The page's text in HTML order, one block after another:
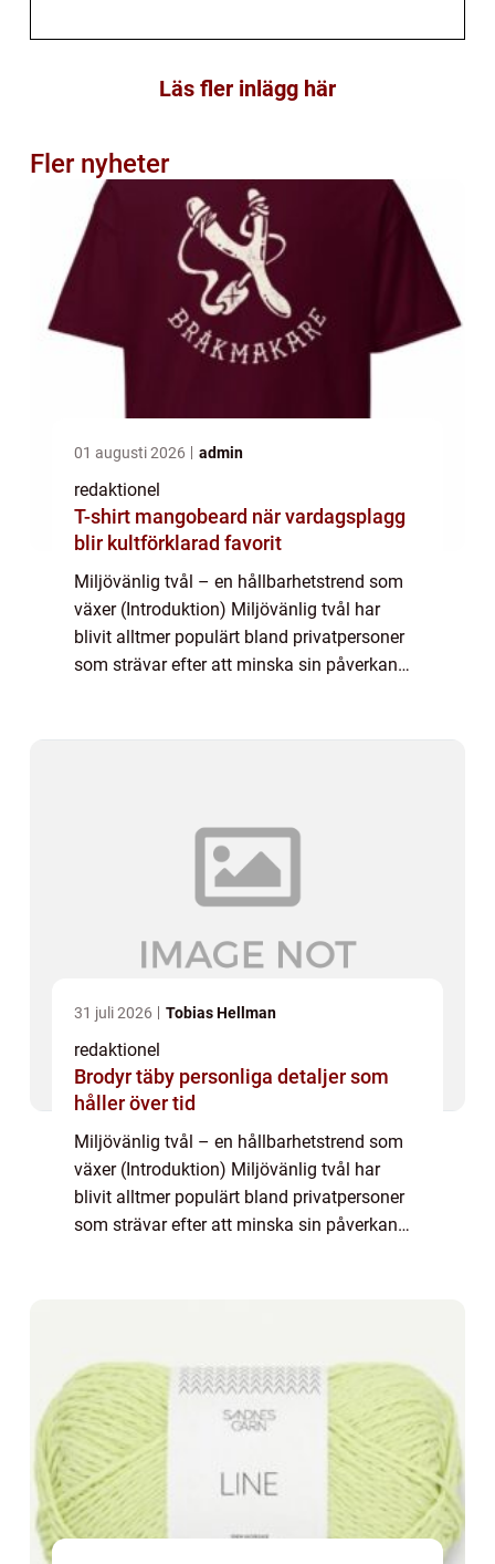
Läs fler inlägg här
Fler nyheter
01 augusti 2026 admin
redaktionel
T-shirt mangobeard när vardagsplagg
blir kultförklarad favorit
Miljövänlig tvål – en hållbarhetstrend som
växer (Introduktion) Miljövänlig tvål har
blivit alltmer populärt bland privatpersoner
som strävar efter att minska sin påverkan
31 juli 2026 Tobias Hellman
redaktionel
Brodyr täby personliga detaljer som
håller över tid
Miljövänlig tvål – en hållbarhetstrend som
växer (Introduktion) Miljövänlig tvål har
blivit alltmer populärt bland privatpersoner
som strävar efter att minska sin påverkan